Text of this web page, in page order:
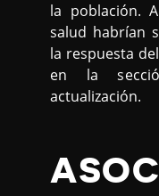
la población.
salud habrían
la respuesta
en la
actualización.